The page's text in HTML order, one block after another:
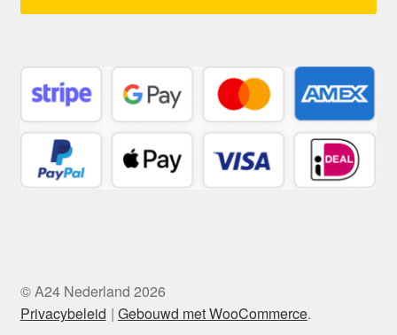
© A24 Nederland 2026
Privacybeleid
Gebouwd met WooCommerce.